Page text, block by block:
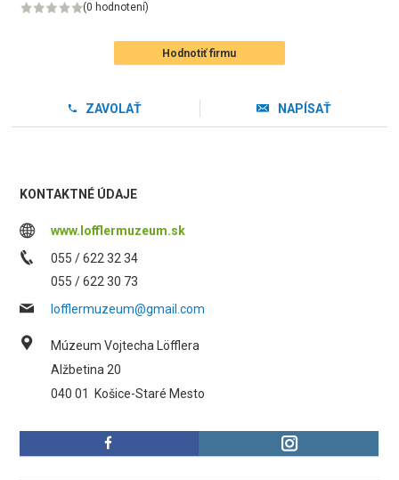
(0 hodnotení)
Hodnotiť firmu
ZAVOLAŤ NAPÍSAŤ
KONTAKTNÉ ÚDAJE
www.lofflermuzeum.sk
055 / 622 32 34
055 / 622 30 73
lofflermuzeum@gmail.com
Múzeum Vojtecha Löfflera
Alžbetina 20
040 01
Košice-Staré Mesto